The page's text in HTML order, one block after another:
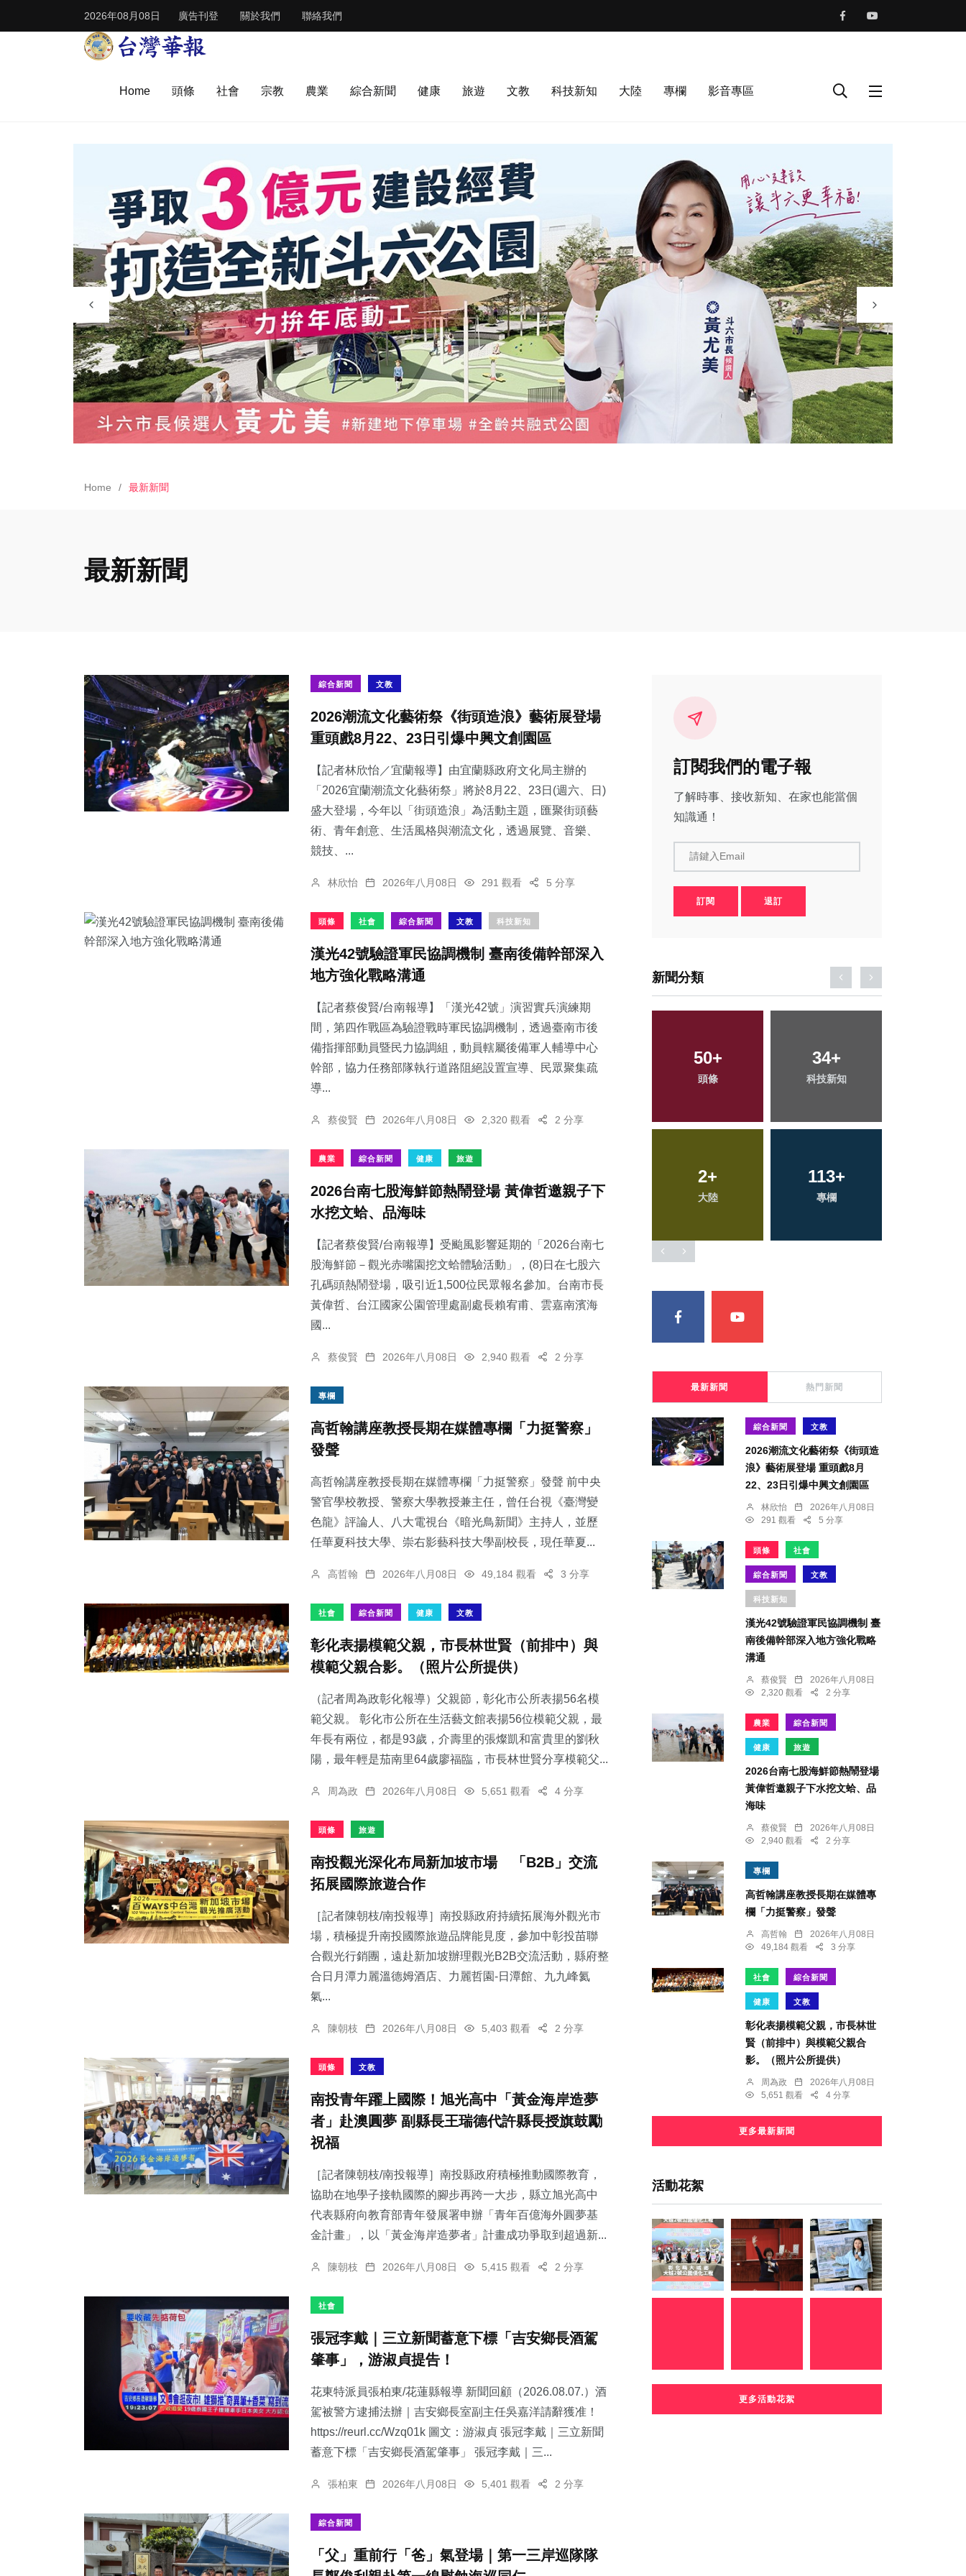
2026年08月08日 廣告刊登 關於我們 聯絡我們
Home 頭條 社會 宗教 農業 綜合新聞 健康 旅遊 文教 科技新知 大陸 專欄 影音專區
Home 最新新聞
最新新聞
綜合新聞 文教
2026潮流文化藝術祭《街頭造浪》藝術展登場
重頭戲8月22、23日引爆中興文創園區
【記者林欣怡／宜蘭報導】由宜蘭縣政府文化局主辦的
「2026宜蘭潮流文化藝術祭」將於8月22、23日(週六、日)
盛大登場，今年以「街頭造浪」為活動主題，匯聚街頭藝
術、青年創意、生活風格與潮流文化，透過展覽、音樂、
競技、...
林欣怡 2026年八月08日 291 觀看 5 分享
頭條 社會 綜合新聞 文教 科技新知
漢光42號驗證軍民協調機制 臺南後備幹部深入
地方強化戰略溝通
【記者蔡俊賢/台南報導】「漢光42號」演習實兵演練期
間，第四作戰區為驗證戰時軍民協調機制，透過臺南市後
備指揮部動員暨民力協調組，動員轄屬後備軍人輔導中心
幹部，協力任務部隊執行道路阻絕設置宣導、民眾聚集疏
導...
蔡俊賢 2026年八月08日 2,320 觀看 2 分享
農業 綜合新聞 健康 旅遊
2026台南七股海鮮節熱鬧登場 黃偉哲邀親子下
水挖文蛤、品海味
【記者蔡俊賢/台南報導】受颱風影響延期的「2026台南七
股海鮮節－觀光赤嘴園挖文蛤體驗活動」，(8)日在七股六
孔碼頭熱鬧登場，吸引近1,500位民眾報名參加。台南市長
黃偉哲、台江國家公園管理處副處長賴宥甫、雲嘉南濱海
國...
蔡俊賢 2026年八月08日 2,940 觀看 2 分享
專欄
高哲翰講座教授長期在媒體專欄「力挺警察」
發聲
高哲翰講座教授長期在媒體專欄「力挺警察」發聲 前中央
警官學校教授、警察大學教授兼主任，曾任台視《臺灣變
色龍》評論人、八大電視台《暗光鳥新聞》主持人，並歷
任華夏科技大學、崇右影藝科技大學副校長，現任華夏...
高哲翰 2026年八月08日 49,184 觀看 3 分享
社會 綜合新聞 健康 文教
彰化表揚模範父親，市長林世賢（前排中）與
模範父親合影。（照片公所提供）
（記者周為政彰化報導）父親節，彰化市公所表揚56名模
範父親。 彰化市公所在生活藝文館表揚56位模範父親，最
年長有兩位，都是93歲，介壽里的張燦凱和富貴里的劉秋
陽，最年輕是茄南里64歲廖福臨，市長林世賢分享模範父...
周為政 2026年八月08日 5,651 觀看 4 分享
頭條 旅遊
南投觀光深化布局新加坡市場 「B2B」交流
拓展國際旅遊合作
［記者陳朝枝/南投報導］南投縣政府持續拓展海外觀光市
場，積極提升南投國際旅遊品牌能見度，參加中彰投苗聯
合觀光行銷團，遠赴新加坡辦理觀光B2B交流活動，縣府整
合日月潭力麗溫德姆酒店、力麗哲園-日潭館、九九峰氦
氣...
陳朝枝 2026年八月08日 5,403 觀看 2 分享
頭條 文教
南投青年躍上國際！旭光高中「黃金海岸造夢
者」赴澳圓夢 副縣長王瑞德代許縣長授旗鼓勵
祝福
［記者陳朝枝/南投報導］南投縣政府積極推動國際教育，
協助在地學子接軌國際的腳步再跨一大步，縣立旭光高中
代表縣府向教育部青年發展署申辦「青年百億海外圓夢基
金計畫」，以「黃金海岸造夢者」計畫成功爭取到超過新...
陳朝枝 2026年八月08日 5,415 觀看 2 分享
社會
張冠李戴｜三立新聞蓄意下標「吉安鄉長酒駕
肇事」，游淑貞提告！
花東特派員張柏東/花蓮縣報導 新聞回顧（2026.08.07.）酒
駕被警方逮捕法辦｜吉安鄉長室副主任吳嘉洋請辭獲准！
https://reurl.cc/Wzq01k 圖文：游淑貞 張冠李戴｜三立新聞
蓄意下標「吉安鄉長酒駕肇事」 張冠李戴｜三...
張柏東 2026年八月08日 5,401 觀看 2 分享
綜合新聞
「父」重前行「爸」氣登場｜第一三岸巡隊隊
訂閱我們的電子報
了解時事、接收新知、在家也能當個
知識通！
請鍵入Email
訂閱 退訂
新聞分類
健康
160+
+
綜合新聞
50+ 34
大陸 專欄
229+
文教
72+
農業
64+
宗教
206+
健康
最新新聞 熱門新聞
綜合新聞 文教
2026潮流文化藝術祭《街頭造
浪》藝術展登場 重頭戲8月
22、23日引爆中興文創園區
林欣怡
2026年八月08日
291 觀看
5 分享
頭條 社會
綜合新聞 文教
科技新知
漢光42號驗證軍民協調機制 臺
南後備幹部深入地方強化戰略
溝通
蔡俊賢
2026年八月08日
2,320 觀看
2 分享
農業 綜合新聞
健康 旅遊
2026台南七股海鮮節熱鬧登場
黃偉哲邀親子下水挖文蛤、品
海味
蔡俊賢
2026年八月08日
2,940 觀看
2 分享
專欄
高哲翰講座教授長期在媒體專
欄「力挺警察」發聲
高哲翰
2026年八月08日
49,184 觀看
3 分享
社會 綜合新聞
健康 文教
彰化表揚模範父親，市長林世
賢（前排中）與模範父親合
影。（照片公所提供）
周為政
2026年八月08日
5,651 觀看
4 分享
更多最新新聞
活動花絮
更多活動花絮